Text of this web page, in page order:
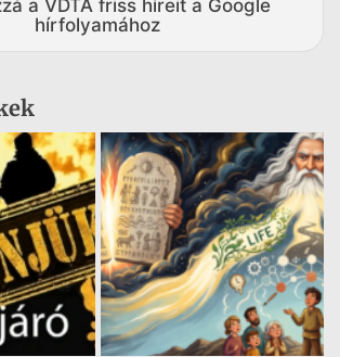
a VDTA friss híreit a Google
hírfolyamához